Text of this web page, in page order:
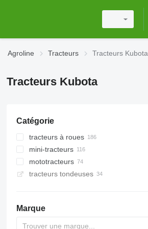
Agroline Tracteurs Tracteurs Kubota
Tracteurs Kubota
Catégorie
tracteurs à roues
mini-tracteurs
mototracteurs
tracteurs tondeuses
Marque